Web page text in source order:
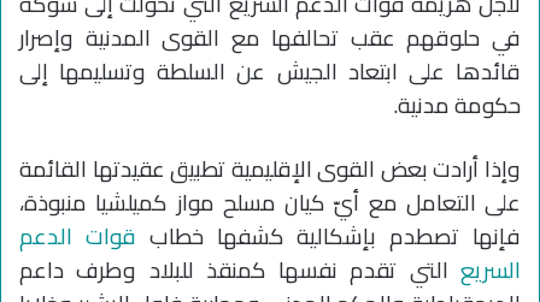
في حلوقهم عقب تحالفها مع القوى المدنية وإصرار
قائدها على ابتعاد الجيش عن السلطة وتسليمها إلى
حكومة مدنية.
وإذا أرادت بعض القوى الإقليمية تطبيق عقيدتها القائمة
على التعامل مع أيّ كيان مسلح مواز كميلشيا منبوذة،
فإنها تصطدم بإشكالية كشفها خطاب قوات الدعم
السريع التي تقدم نفسها كمنقذ للبلاد وطرف داعم